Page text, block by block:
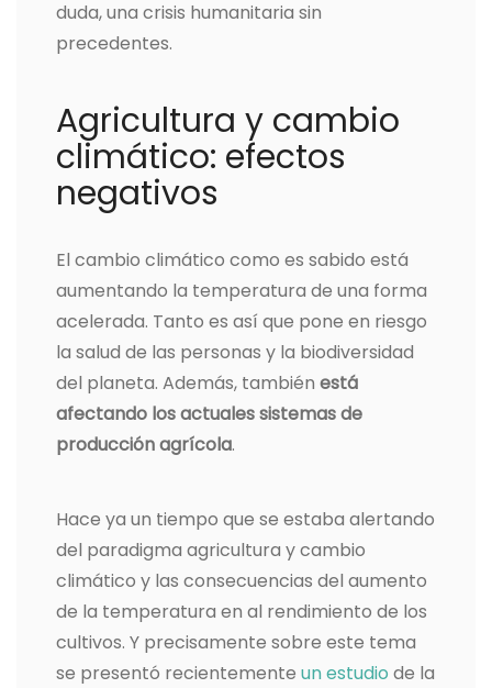
duda, una crisis humanitaria sin
precedentes.
Agricultura y cambio
climático: efectos
negativos
El cambio climático como es sabido está
aumentando la temperatura de una forma
acelerada. Tanto es así que pone en riesgo
la salud de las personas y la biodiversidad
del planeta. Además, también está
afectando los actuales sistemas de
producción agrícola.
Hace ya un tiempo que se estaba alertando
del paradigma agricultura y cambio
climático y las consecuencias del aumento
de la temperatura en al rendimiento de los
cultivos. Y precisamente sobre este tema
se presentó recientemente un estudio de la